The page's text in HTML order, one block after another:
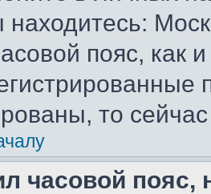
находитесь:
пояс, как
то
часовой пояс,